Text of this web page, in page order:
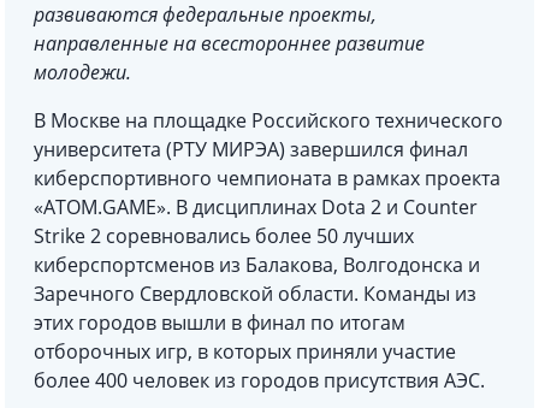
развиваются федеральные проекты,
направленные на всестороннее развитие
молодежи.
В Москве на площадке Российского технического
университета (РТУ МИРЭА) завершился финал
киберспортивного чемпионата в рамках проекта
«ATOM.GAME». В дисциплинах Dota 2 и Counter
Strike 2 соревновались более 50 лучших
киберспортсменов из Балакова, Волгодонска и
Заречного Свердловской области. Команды из
этих городов вышли в финал по итогам
отборочных игр, в которых приняли участие
более 400 человек из городов присутствия АЭС.